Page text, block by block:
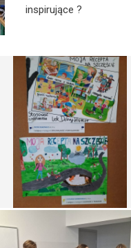
inspirujące ?